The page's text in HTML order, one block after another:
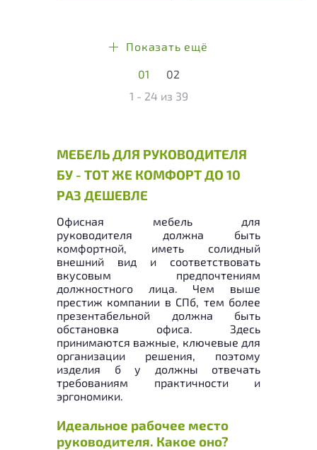
Показать ещё
01
02
1 - 24 из 39
МЕБЕЛЬ ДЛЯ РУКОВОДИТЕЛЯ
БУ - ТОТ ЖЕ КОМФОРТ ДО 10
РАЗ ДЕШЕВЛЕ
Офисная мебель для
руководителя должна быть
комфортной, иметь солидный
внешний вид и соответствовать
вкусовым предпочтениям
должностного лица. Чем выше
престиж компании в СПб, тем более
презентабельной должна быть
обстановка офиса. Здесь
принимаются важные, ключевые для
организации решения, поэтому
изделия б у должны отвечать
требованиям практичности и
эргономики.
Идеальное рабочее место
руководителя. Какое оно?